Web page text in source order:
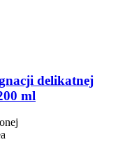
delikatnej
ml